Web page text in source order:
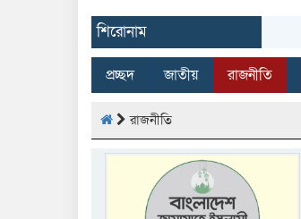
শিরোনাম
প্রচ্ছদ জাতীয় রাজনীতি
রাজনীতি